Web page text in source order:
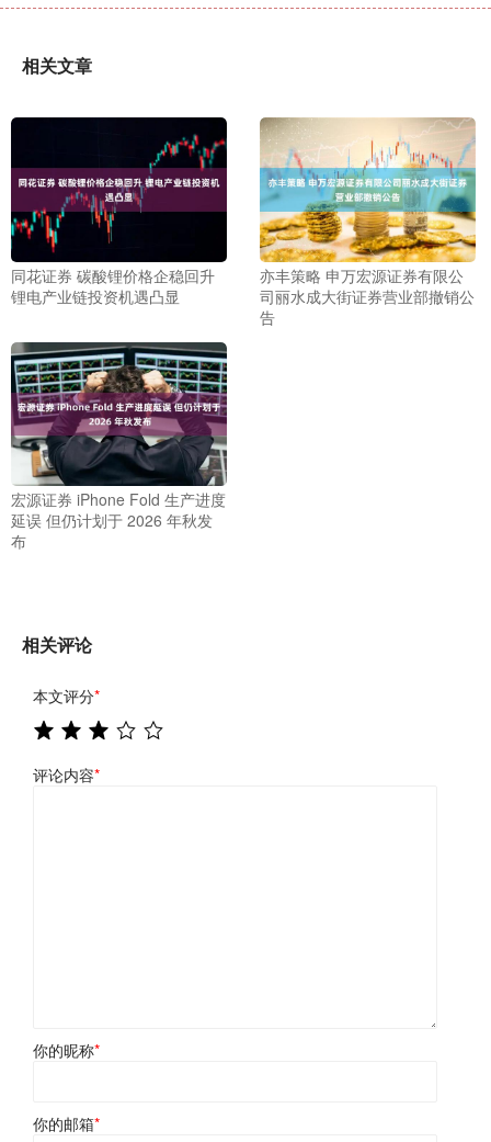
相关文章
同花证券 碳酸锂价格企稳回升
锂电产业链投资机遇凸显
亦丰策略 申万宏源证券有限公
司丽水成大街证券营业部撤销公
告
宏源证券 iPhone Fold 生产进度
延误 但仍计划于 2026 年秋发
布
相关评论
本文评分*
评论内容*
你的昵称*
你的邮箱*